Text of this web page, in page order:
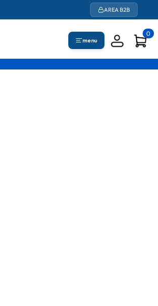
AREA B2B
menu
0